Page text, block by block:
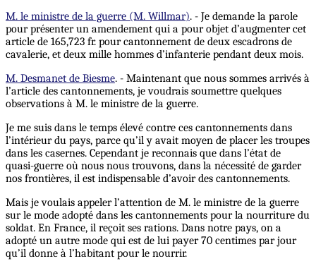
M. le ministre de la guerre (M. Willmar). - Je demande la parole
pour présenter un amendement qui a pour objet d’augmenter cet
article de 165,723 fr. pour cantonnement de deux escadrons de
cavalerie, et deux mille hommes d’infanterie pendant deux mois.
M. Desmanet de Biesme. - Maintenant que nous sommes arrivés à
l’article des cantonnements, je voudrais soumettre quelques
observations à M. le ministre de la guerre.
Je me suis dans le temps élevé contre ces cantonnements dans
l’intérieur du pays, parce qu’il y avait moyen de placer les troupes
dans les casernes. Cependant je reconnais que dans l’état de
quasi-guerre où nous nous trouvons, dans la nécessité de garder
nos frontières, il est indispensable d’avoir des cantonnements.
Mais je voulais appeler l’attention de M. le ministre de la guerre
sur le mode adopté dans les cantonnements pour la nourriture du
soldat. En France, il reçoit ses rations. Dans notre pays, on a
adopté un autre mode qui est de lui payer 70 centimes par jour
qu’il donne à l’habitant pour le nourrir.